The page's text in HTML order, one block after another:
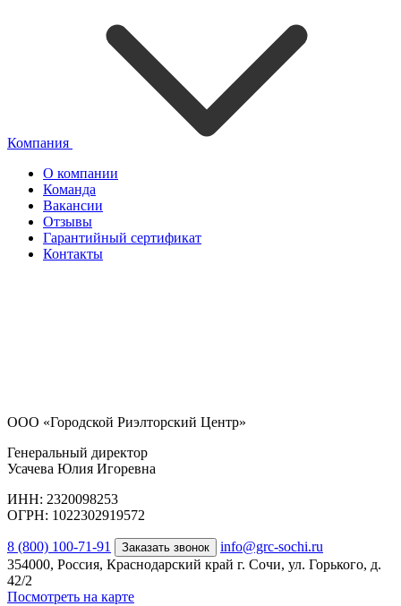
Компания
О компании
Команда
Вакансии
Отзывы
Гарантийный сертификат
Контакты
ООО «Городской Риэлторский Центр»
Генеральный директор
Усачева Юлия Игоревна
ИНН: 2320098253
ОГРН: 1022302919572
8 (800) 100-71-91 Заказать звонок
info@grc-sochi.ru
354000, Россия, Краснодарский край г. Сочи, ул. Горького, д.
42/2
Посмотреть на карте